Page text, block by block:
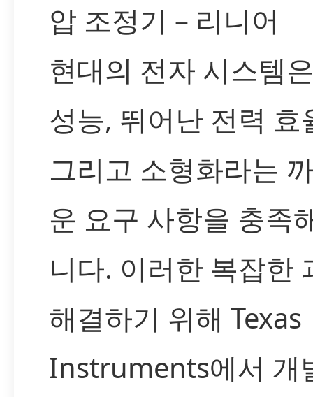
압 조정기 – 리니어
현대의 전자 시스템
성능, 뛰어난 전력 효
그리고 소형화라는
운 요구 사항을 충족
니다. 이러한 복잡한
해결하기 위해 Texas
Instruments에서 개